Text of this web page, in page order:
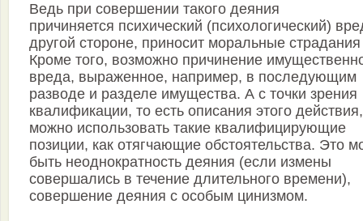
Ведь при совершении такого деяния
причиняется психический (психологический)
другой стороне, приносит моральные страдания
Кроме того, возможно причинение
вреда, выраженное, например, в последующим
разводе и разделе имущества. А с точки зрения
квалификации, то есть описания этого действия,
можно использовать такие квалифицирующие
позиции, как отягчающие обстоятельства. Это
быть неоднократность деяния (если измены
совершались в течение длительного времени),
совершение деяния с особым цинизмом.